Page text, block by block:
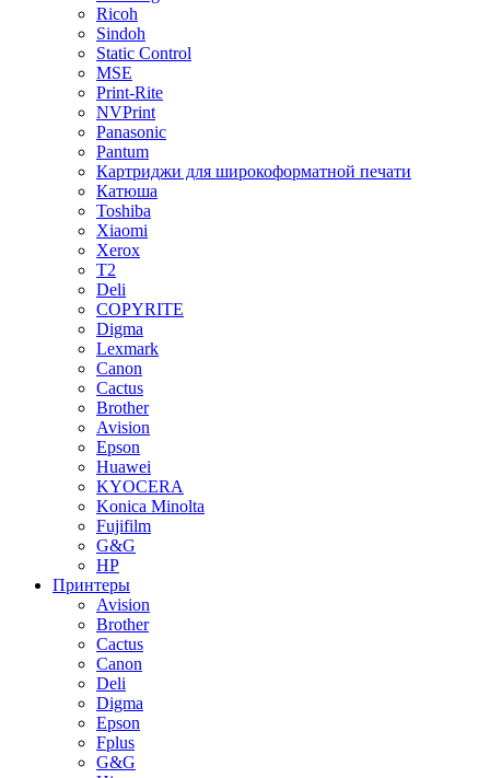
Ricoh
Sindoh
Static Control
MSE
Print-Rite
NVPrint
Panasonic
Pantum
Картриджи для широкоформатной печати
Катюша
Toshiba
Xiaomi
Xerox
T2
Deli
COPYRITE
Digma
Lexmark
Canon
Cactus
Brother
Avision
Epson
Huawei
KYOCERA
Konica Minolta
Fujifilm
G&G
HP
Принтеры
Avision
Brother
Cactus
Canon
Deli
Digma
Epson
Fplus
G&G